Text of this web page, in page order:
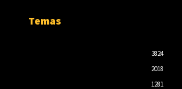
Temas
3824
2018
1281